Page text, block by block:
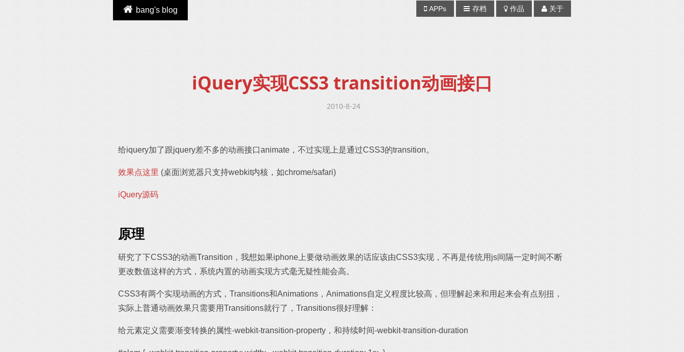
bang's blog APPs 存档 作品 关于
iQuery实现CSS3 transition动画接口
2010-8-24
给iquery加了跟jquery差不多的动画接口animate，不过实现上是通过CSS3的transition。
效果点这里 (桌面浏览器只支持webkit内核，如chrome/safari)
iQuery源码
原理
研究了下CSS3的动画Transition，我想如果iphone上要做动画效果的话应该由CSS3实现，不再是传统用js间隔一定时间不断
更改数值这样的方式，系统内置的动画实现方式毫无疑性能会高。
CSS3有两个实现动画的方式，Transitions和Animations，Animations自定义程度比较高，但理解起来和用起来会有点别扭，
实际上普通动画效果只需要用Transitions就行了，Transitions很好理解：
给元素定义需要渐变转换的属性-webkit-transition-property，和持续时间-webkit-transition-duration